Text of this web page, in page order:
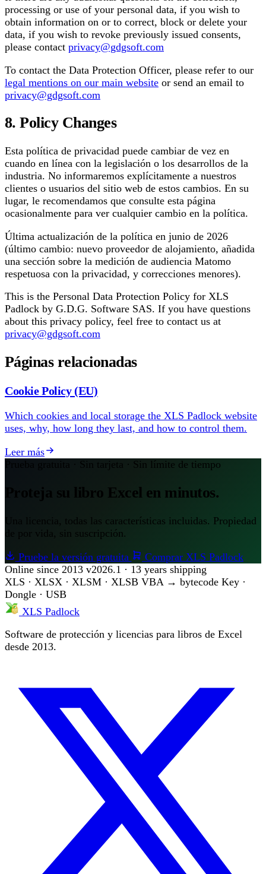
processing or use of your personal data, if you wish to
obtain information on or to correct, block or delete your
data, if you wish to revoke previously issued consents,
please contact privacy@gdgsoft.com
To contact the Data Protection Officer, please refer to our
legal mentions on our main website or send an email to
privacy@gdgsoft.com
8. Policy Changes
Esta política de privacidad puede cambiar de vez en
cuando en línea con la legislación o los desarrollos de la
industria. No informaremos explícitamente a nuestros
clientes o usuarios del sitio web de estos cambios. En su
lugar, le recomendamos que consulte esta página
ocasionalmente para ver cualquier cambio en la política.
Última actualización de la política en junio de 2026
(último cambio: nuevo proveedor de alojamiento, añadida
una sección sobre la medición de audiencia Matomo
respetuosa con la privacidad, y correcciones menores).
This is the Personal Data Protection Policy for XLS
Padlock by G.D.G. Software SAS. If you have questions
about this privacy policy, feel free to contact us at
privacy@gdgsoft.com
Páginas relacionadas
Cookie Policy (EU)
Which cookies and local storage the XLS Padlock website
uses, why, how long they last, and how to control them.
Leer más
Prueba gratuita · Sin tarjeta · Sin límite de tiempo
Proteja su libro Excel en minutos.
Una licencia, todas las características incluidas. Propiedad
de por vida, sin suscripción.
Pruebe la versión gratuita
Comprar XLS Padlock
Online since 2013 v2026.1 · 13 years shipping
XLS · XLSX · XLSM · XLSB VBA → bytecode Key ·
Dongle · USB
XLS Padlock
Software de protección y licencias para libros de Excel
desde 2013.